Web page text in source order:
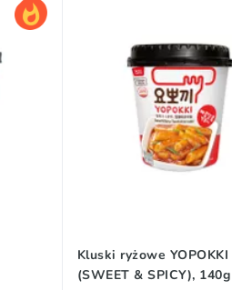
Kluski ryżowe YOPOKKI
(SWEET & SPICY), 140g